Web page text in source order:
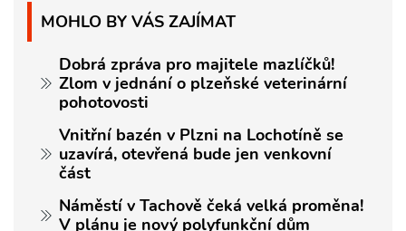
MOHLO BY VÁS ZAJÍMAT
Dobrá zpráva pro majitele mazlíčků!
Zlom v jednání o plzeňské veterinární
pohotovosti
Vnitřní bazén v Plzni na Lochotíně se
uzavírá, otevřená bude jen venkovní
část
Náměstí v Tachově čeká velká proměna!
V plánu je nový polyfunkční dům